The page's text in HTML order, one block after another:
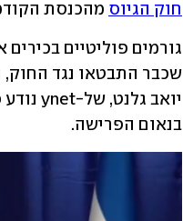
חוק הגיוס מהכנסת
בנאום הפרישה.